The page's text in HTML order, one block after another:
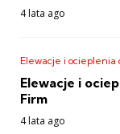
4 lata ago
Elewacje i
Elewacje i
Firm
4 lata ago